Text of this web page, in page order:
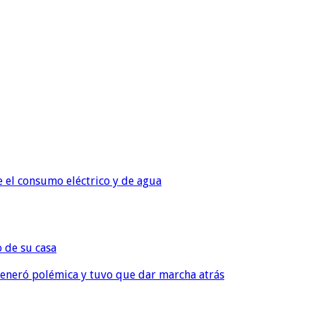
consumo eléctrico y de agua
su casa
polémica y tuvo que dar marcha atrás